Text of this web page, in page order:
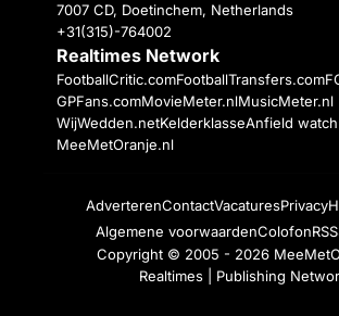
7007 CD, Doetinchem, Netherlands
+31(315)-764002
Realtimes Network
FootballCritic.comFootballTransfers.com
GPFans.comMovieMeter.nlMusicMeter.nl
WijWedden.netKelderklasseAnfield watch
MeeMetOranje.nl
AdverterenContactVacaturesPrivacy
Algemene voorwaardenColofonRSS
Copyright © 2005 - 2026
Realtimes | Publishing